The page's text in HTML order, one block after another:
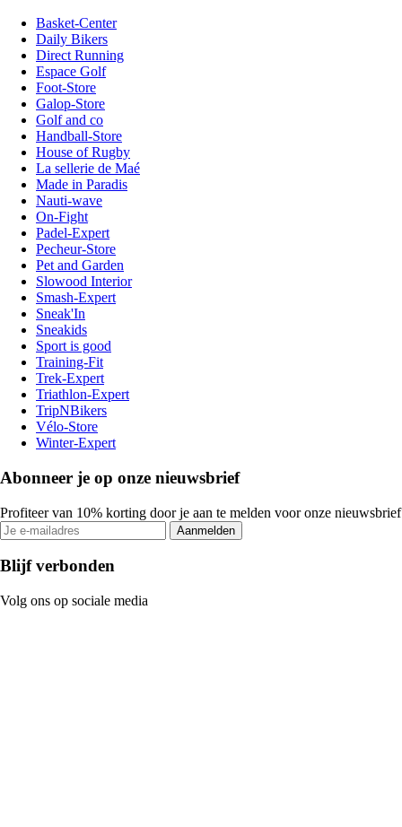
Basket-Center
Daily Bikers
Direct Running
Espace Golf
Foot-Store
Galop-Store
Golf and co
Handball-Store
House of Rugby
La sellerie de Maé
Made in Paradis
Nauti-wave
On-Fight
Padel-Expert
Pecheur-Store
Pet and Garden
Slowood Interior
Smash-Expert
Sneak'In
Sneakids
Sport is good
Training-Fit
Trek-Expert
Triathlon-Expert
TripNBikers
Vélo-Store
Winter-Expert
Abonneer je op onze nieuwsbrief
Profiteer van 10% korting door je aan te melden voor onze nieuwsbrief
Aanmelden
Blijf verbonden
Volg ons op sociale media